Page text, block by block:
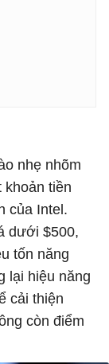
nhẹ nhõm
khoản tiền
của Intel.
dưới $500,
tốn năng
lại hiệu năng
cải thiện
còn điểm